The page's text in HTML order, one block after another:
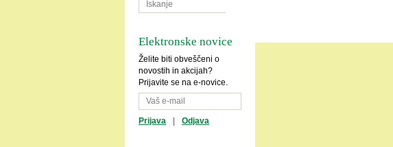
Elektronske novice
Želite biti obveščeni o
novostih in akcijah?
Prijavite se na e-novice.
Prijava Odjava